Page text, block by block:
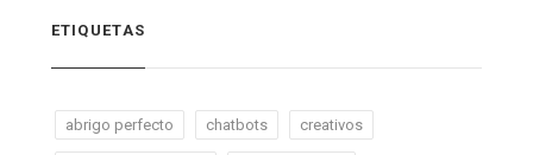
ETIQUETAS
abrigo perfecto chatbots creativos